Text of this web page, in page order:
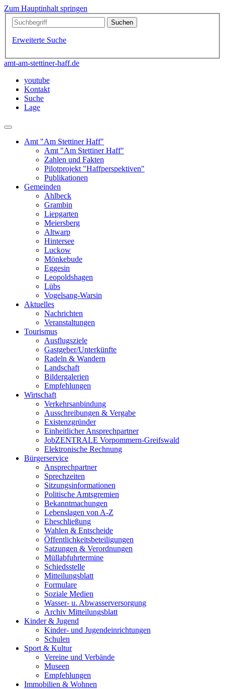
Zum Hauptinhalt springen
Erweiterte Suche
amt-am-stettiner-haff.de
youtube
Kontakt
Suche
Lage
Amt "Am Stettiner Haff"
Amt "Am Stettiner Haff"
Zahlen und Fakten
Pilotprojekt "Haffperspektiven"
Publikationen
Gemeinden
Ahlbeck
Grambin
Liepgarten
Meiersberg
Altwarp
Hintersee
Luckow
Mönkebude
Eggesin
Leopoldshagen
Lübs
Vogelsang-Warsin
Aktuelles
Nachrichten
Veranstaltungen
Tourismus
Ausflugsziele
Gastgeber/Unterkünfte
Radeln & Wandern
Landschaft
Bildergalerien
Empfehlungen
Wirtschaft
Verkehrsanbindung
Ausschreibungen & Vergabe
Existenzgründer
Einheitlicher Ansprechpartner
JobZENTRALE Vorpommern-Greifswald
Elektronische Rechnung
Bürgerservice
Ansprechpartner
Sprechzeiten
Sitzungsinformationen
Politische Amtsgremien
Bekanntmachungen
Lebenslagen von A-Z
Eheschließung
Wahlen & Entscheide
Öffentlichkeitsbeteiligungen
Satzungen & Verordnungen
Müllabfuhrtermine
Schiedsstelle
Mitteilungsblatt
Formulare
Soziale Medien
Wasser- u. Abwasserversorgung
Archiv Mitteilungsblatt
Kinder & Jugend
Kinder- und Jugendeinrichtungen
Schulen
Sport & Kultur
Vereine und Verbände
Museen
Empfehlungen
Immobilien & Wohnen